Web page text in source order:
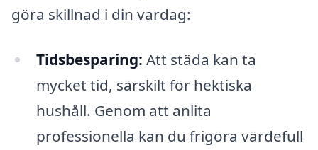
göra skillnad i din vardag:
Tidsbesparing: Att städa kan ta
mycket tid, särskilt för hektiska
hushåll. Genom att anlita
professionella kan du frigöra värdefull